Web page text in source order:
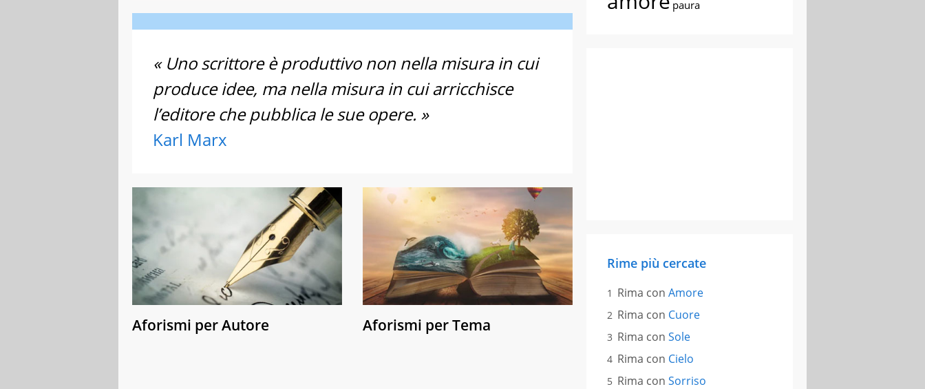
« Uno scrittore è produttivo non nella misura in cui
produce idee, ma nella misura in cui arricchisce
l’editore che pubblica le sue opere. »
Karl Marx
Aforismi per Autore Aforismi per Tema
paura
Rime più cercate
Rima con Amore
Rima con Cuore
Rima con Sole
Rima con Cielo
Rima con Sorriso